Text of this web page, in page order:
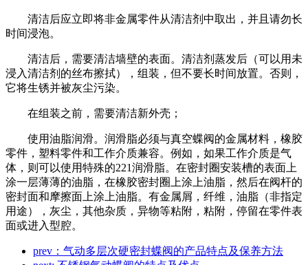
清洁后应立即将非金属零件从清洁剂中取出，并且请勿长
时间浸泡。
清洁后，需要清洁墙壁的表面。清洁剂蒸发后（可以用未
浸入清洁剂的丝布擦拭），组装，但不要长时间放置。否则，
它将生锈并被灰尘污染。
在组装之前，需要清洁新外壳；
使用油脂润滑。润滑脂必须与真空蝶阀的金属材料，橡胶
零件，塑料零件和工作介质兼容。例如，如果工作介质是气
体，则可以使用特殊的221润滑脂。在密封圈安装槽的表面上
涂一层薄薄的油脂，在橡胶密封圈上涂上油脂，然后在阀杆的
密封面和摩擦面上涂上油脂。有金属屑，纤维，油脂（非指定
用途），灰尘，其他杂质，异物等粘附，粘附，停留在零件表
面或进入型腔。
prev：气动多层次硬密封蝶阀的产品特点及保养方法